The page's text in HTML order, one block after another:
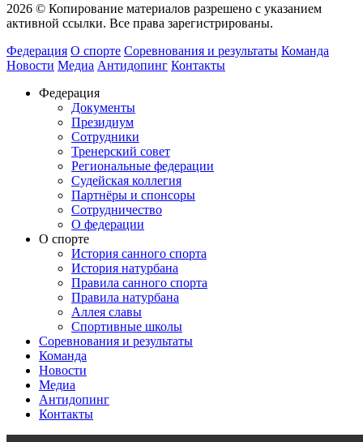
2026 © Копирование материалов разрешено с указанием
активной ссылки. Все права зарегистрированы.
Федерация О спорте Соревнования и результаты Команда
Новости Медиа Антидопинг Контакты
Федерация
Документы
Президиум
Сотрудники
Тренерский совет
Региональные федерации
Судейская коллегия
Партнёры и спонсоры
Сотрудничество
О федерации
О спорте
История санного спорта
История натурбана
Правила санного спорта
Правила натурбана
Аллея славы
Спортивные школы
Соревнования и результаты
Команда
Новости
Медиа
Антидопинг
Контакты